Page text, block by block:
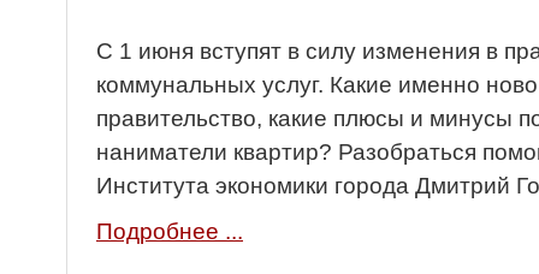
С 1 июня вступят в силу изменения в
коммунальных услуг. Какие именно
правительство, какие плюсы и минусы
наниматели квартир? Разобраться
Института экономики города Дмитрий
Подробнее ...